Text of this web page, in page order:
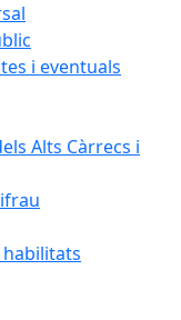
i eventuals
Alts Càrrecs i